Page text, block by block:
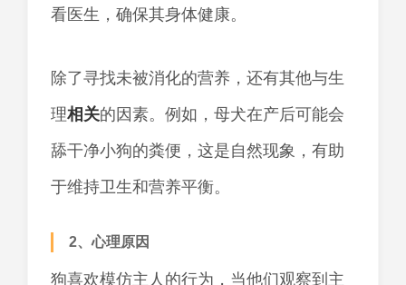
看医生，确保其身体健康。
除了寻找未被消化的营养，还有其他与生
理相关的因素。例如，母犬在产后可能会
舔干净小狗的粪便，这是自然现象，有助
于维持卫生和营养平衡。
2、心理原因
狗喜欢模仿主人的行为，当他们观察到主